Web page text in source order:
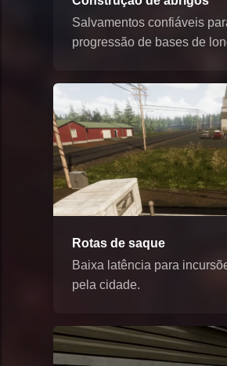
Salvamentos confiáveis
progressão de bases de
Rotas de saque
Baixa latência para
pela cidade.